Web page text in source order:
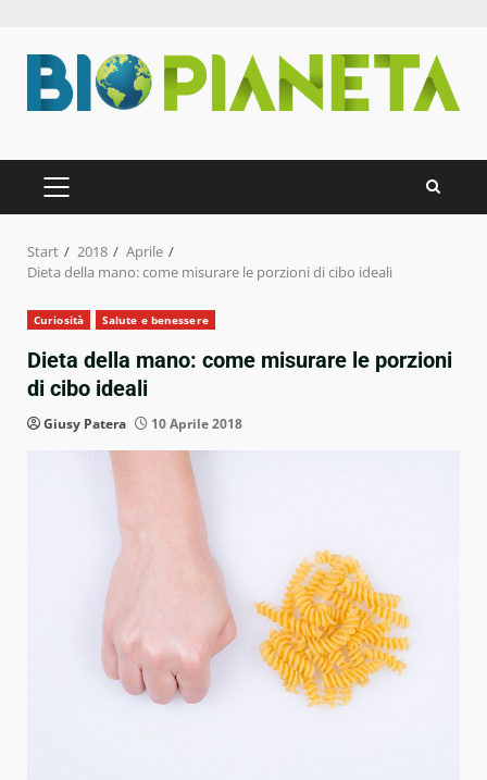
Inhalt
springen
PRIMÄRES
MENÜ
Start 2018
Aprile
Dieta della mano: come misurare le porzioni di cibo ideali
Curiosità Salute e benessere
Dieta della mano: come misurare le porzioni
di cibo ideali
Giusy Patera 10 Aprile 2018